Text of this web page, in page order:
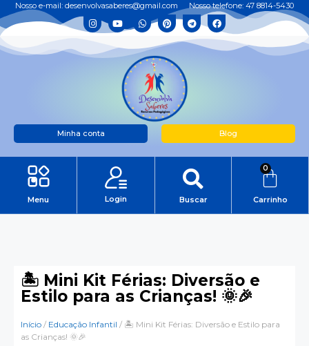
Nosso e-mail: desenvolvasaberes@gmail.com Nosso telefone: 47 8814-5430
Minha conta Blog
Menu Login Buscar
0
Carrinho
🏝️ Mini Kit Férias: Diversão e
Estilo para as Crianças! 🌞🎉
Início / Educação Infantil / 🏝️ Mini Kit Férias: Diversão e Estilo para
as Crianças! 🌞🎉